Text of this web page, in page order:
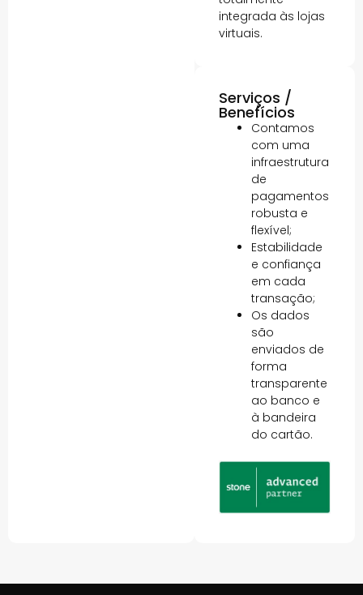
integrada às lojas
virtuais.
Serviços /
Benefícios
Contamos
com uma
infraestrutura
de
pagamentos
robusta e
flexível;
Estabilidade
e confiança
em cada
transação;
Os dados
são
enviados de
forma
transparente
ao banco e
à bandeira
do cartão.